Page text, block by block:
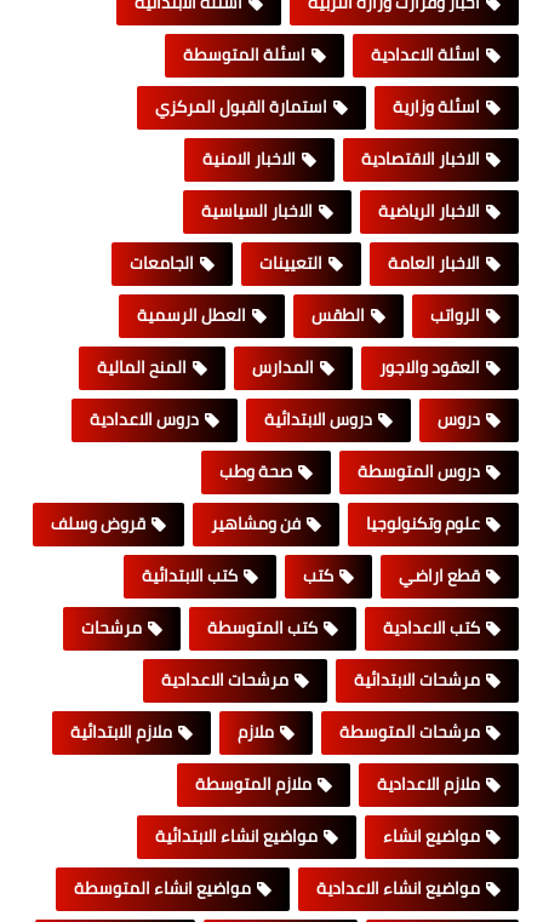
اسئلة الاعدادية
اسئلة المتوسطة
اسئلة وزارية
استمارة القبول المركزي
الاخبار الاقتصادية
الاخبار الامنية
الاخبار الرياضية
الاخبار السياسية
الاخبار العامة
التعيينات
الجامعات
الرواتب
الطقس
العطل الرسمية
العقود والاجور
المدارس
المنح المالية
دروس
دروس الابتدائية
دروس الاعدادية
دروس المتوسطة
صحة وطب
علوم وتكنولوجيا
فن ومشاهير
قروض وسلف
قطع اراضي
كتب
كتب الابتدائية
كتب الاعدادية
كتب المتوسطة
مرشحات
مرشحات الابتدائية
مرشحات الاعدادية
مرشحات المتوسطة
ملازم
ملازم الابتدائية
ملازم الاعدادية
ملازم المتوسطة
مواضيع انشاء
مواضيع انشاء الابتدائية
مواضيع انشاء الاعدادية
مواضيع انشاء المتوسطة